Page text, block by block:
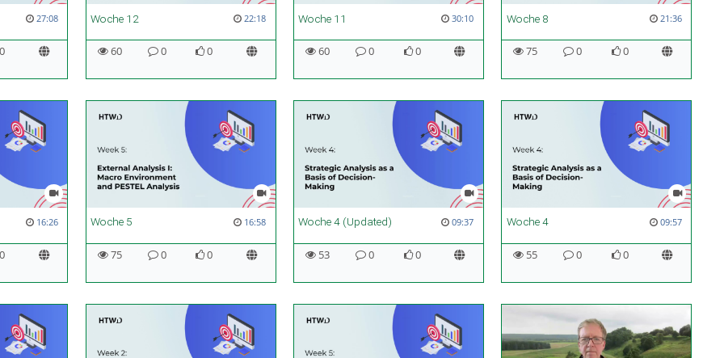
27:08 Woche 12 22:18
60
0
0
Woche 11 30:10
60
0
0
Woche 8 21:36
75
0
0
16:26 Woche 5 16:58
75
0
0
Woche 4 (Updated) 09:37
53
0
0
Woche 4 09:57
55
0
0